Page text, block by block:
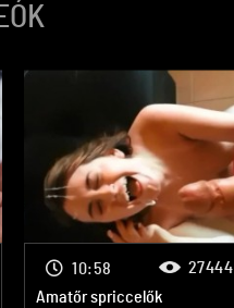
Amatőr spriccelők
10:58
27444